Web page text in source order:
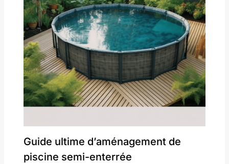
Guide ultime d’aménagement de
piscine semi-enterrée